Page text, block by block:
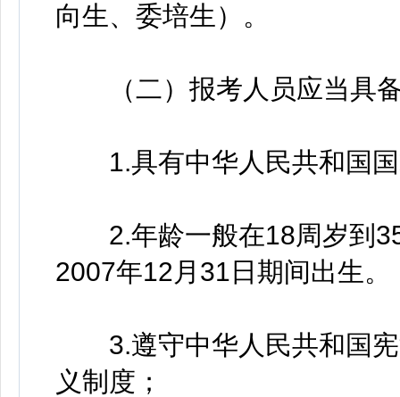
向生、委培生）。
（二）报考人员应当具
1.具有中华人民共和国国
2.年龄一般在18周岁到35
2007年12月31日期间出生。
3.遵守中华人民共和国宪
义制度；